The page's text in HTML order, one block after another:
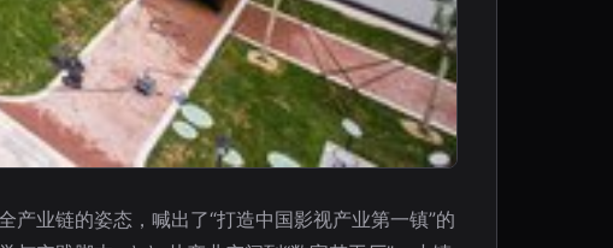
业链的姿态，喊出了“打造中国影视产业第一镇”的